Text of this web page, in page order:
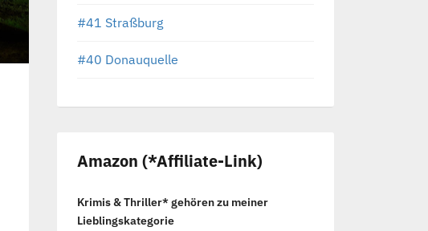
#41 Straßburg
#40 Donauquelle
Amazon (*Affiliate-Link)
Krimis & Thriller* gehören zu meiner
Lieblingskategorie